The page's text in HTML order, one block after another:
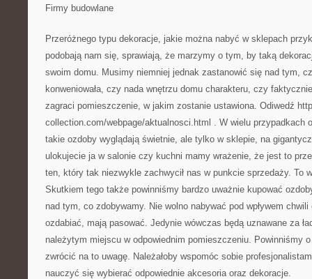
Firmy budowlane
Przeróżnego typu dekoracje, jakie można nabyć w sklepach
podobają nam się, sprawiają, że marzymy o tym, by taką
swoim domu. Musimy niemniej jednak zastanowić się nad tym,
konweniowała, czy nada wnętrzu domu charakteru, czy
zagraci pomieszczenie, w jakim zostanie ustawiona. Odiwedź
collection.com/webpage/aktualnosci.html . W wielu przypadkach
takie ozdoby wyglądają świetnie, ale tylko w sklepie, na
ulokujecie ja w salonie czy kuchni mamy wrażenie, że jest to
ten, który tak niezwykle zachwycił nas w punkcie sprzedaży. To
Skutkiem tego także powinniśmy bardzo uważnie kupować
nad tym, co zdobywamy. Nie wolno nabywać pod wpływem
ozdabiać, mają pasować. Jedynie wówczas będą uznawane za
należytym miejscu w odpowiednim pomieszczeniu. Powinniśmy
zwrócić na to uwagę. Należałoby wspomóc sobie
nauczyć się wybierać odpowiednie akcesoria oraz dekoracje.